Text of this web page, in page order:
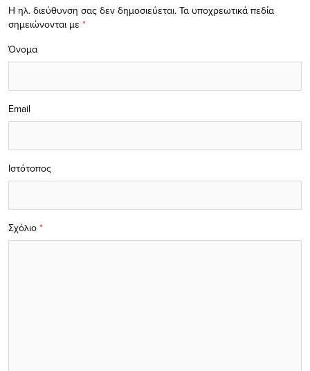
Η ηλ. διεύθυνση σας δεν δημοσιεύεται. Τα υποχρεωτικά πεδία
σημειώνονται με *
Σχόλιο *
Όνομα
Email
Ιστότοπος